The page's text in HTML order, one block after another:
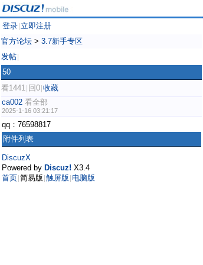
登录 立即注册
官方论坛 > 3.7新手专区
发帖
50
看1441 回0 收藏
ca002 看全部
2025-1-16 03:21:17
qq：76598817
附件列表
DiscuzX
Powered by Discuz! X3.4
首页 简易版 触屏版 电脑版